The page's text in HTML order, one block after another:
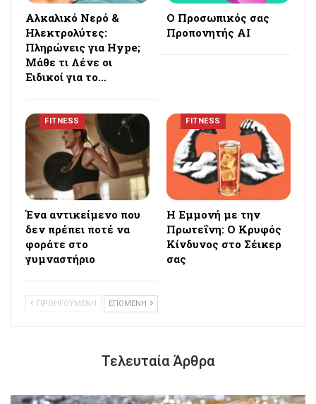
Αλκαλικό Νερό &
Ηλεκτρολύτες:
Πληρώνεις για Hype;
Μάθε τι Λένε οι
Ειδικοί για το…
Ο Προσωπικός σας
Προπονητής AI
FITNESS
Ένα αντικείμενο που
δεν πρέπει ποτέ να
φοράτε στο
γυμναστήριο
FITNESS
Η Εμμονή με την
Πρωτεΐνη: Ο Κρυφός
Κίνδυνος στο Σέικερ
σας
ΠΡΟΗΓΟΥΜΕΝΗ ΕΠΟΜΕΝΗ
Τελευταία Άρθρα